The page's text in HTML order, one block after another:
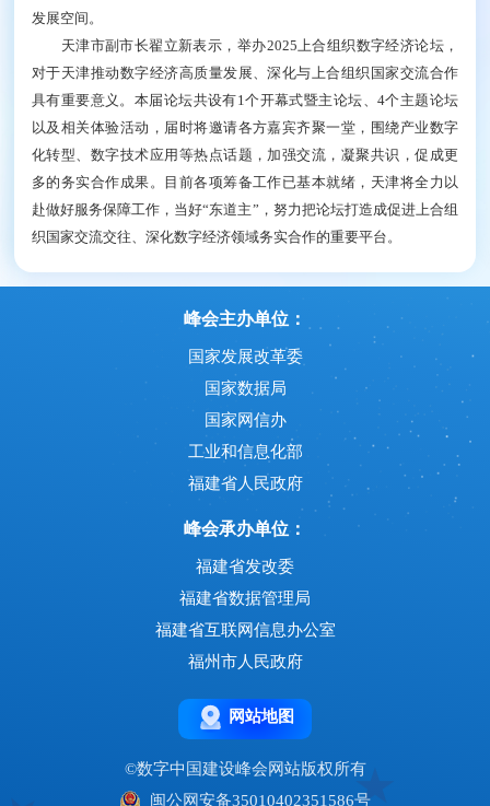
发展空间。
天津市副市长翟立新表示，举办2025上合组织数字经济论坛，
对于天津推动数字经济高质量发展、深化与上合组织国家交流合作
具有重要意义。本届论坛共设有1个开幕式暨主论坛、4个主题论坛
以及相关体验活动，届时将邀请各方嘉宾齐聚一堂，围绕产业数字
化转型、数字技术应用等热点话题，加强交流，凝聚共识，促成更
多的务实合作成果。目前各项筹备工作已基本就绪，天津将全力以
赴做好服务保障工作，当好“东道主”，努力把论坛打造成促进上合组
织国家交流交往、深化数字经济领域务实合作的重要平台。
峰会主办单位：
国家发展改革委
国家数据局
国家网信办
工业和信息化部
福建省人民政府
峰会承办单位：
福建省发改委
福建省数据管理局
福建省互联网信息办公室
福州市人民政府
网站地图
©数字中国建设峰会网站版权所有
闽公网安备35010402351586号